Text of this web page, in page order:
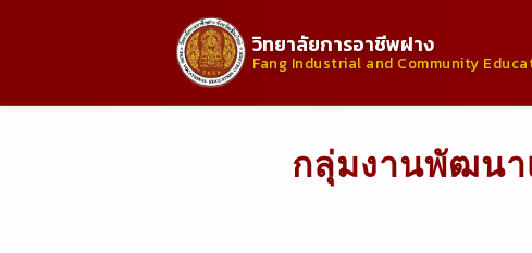
วิทยาลัยการอาชีพฝาง
Fang Industrial and Community
กลุ่มงานพัฒนา